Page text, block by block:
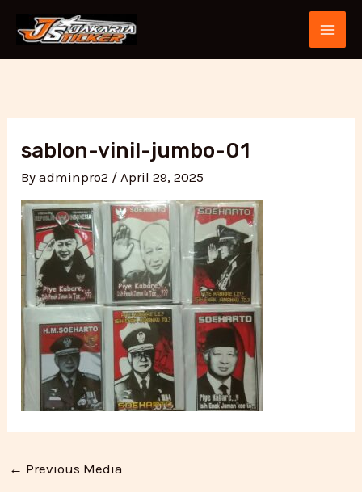
content
sablon-vinil-jumbo-01
Byadminpro2 /April 29, 2025
navigation
← Previous Media